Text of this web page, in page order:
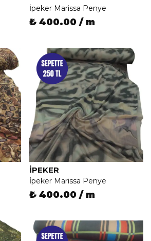
İpeker Marissa Penye
₺ 400.00 / m
İPEKER
İpeker Marissa Penye
₺ 400.00 / m